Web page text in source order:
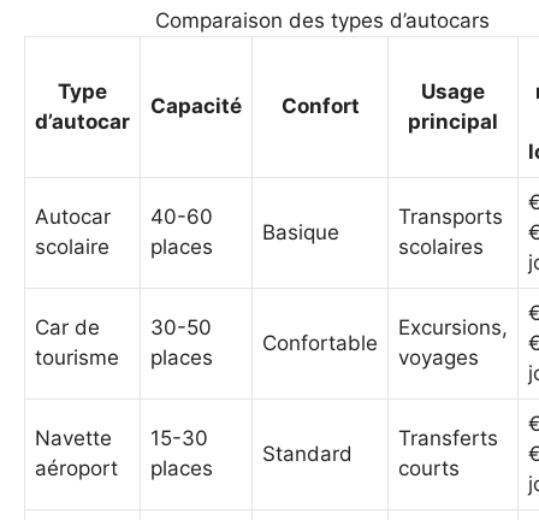
Comparaison des types d’autocars
Type
d’autocar
Capacité Confort
Usage
principal
Autocar
scolaire
40-60
places
Basique
Transports
scolaires
Car de
tourisme
30-50
places
Confortable
Excursions,
voyages
Navette
aéroport
15-30
places
Standard
Transferts
courts